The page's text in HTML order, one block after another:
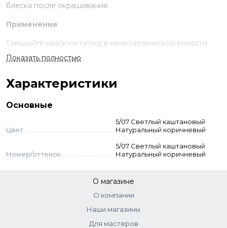
блеска после окрашивания.
Применение
Смешайте краску и оксид в неметаллической ёмкости.
Нанесите на волосы, выдержите указанное время.
Смойте с шампунем и кондиционером для окрашенных
Стандартное окрашивание:
Тонирование:
Суперосветление:
краситель + оксид 9–12% (пропорция
тонов — 9% оксид, до 3–4 тонов — 12% оксид.
Корректоры:
добавляются к основному оттенку - до 10%
стандартно. Корректоры самостоятельно не
распределить эмульгирующей техникой. Выдержка до 20
Показать полностью
Характеристики
Основные
Цвет
5/07 Светлый каштановый
Натуральный коричневый
Номер/оттенок
5/07 Светлый каштановый
Натуральный коричневый
О магазине
О компании
Наши магазины
Для мастеров